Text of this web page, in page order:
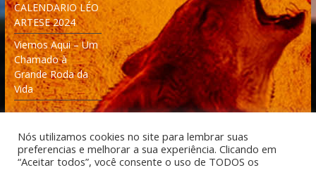
CALENDARIO LÉO
ARTESE 2024
Viemos Aqui – Um
Chamado à
Grande Roda da
Vida
Nós utilizamos cookies no site para lembrar suas
preferencias e melhorar a sua experiência. Clicando em
“Aceitar todos”, você consente o uso de TODOS os